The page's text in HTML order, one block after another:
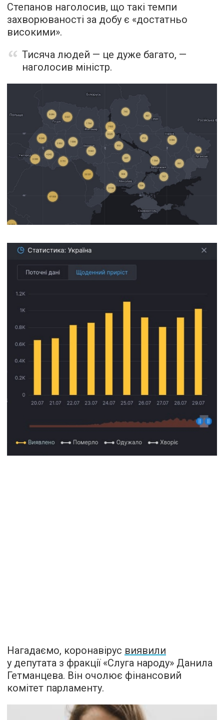
Степанов наголосив, що такі темпи
захворюваності за добу є «достатньо
високими».
Тисяча людей — це дуже багато, —
наголосив міністр.
Нагадаємо, коронавірус виявили
у депутата з фракції «Слуга народу» Данила
Гетманцева. Він очолює фінансовий
комітет парламенту.